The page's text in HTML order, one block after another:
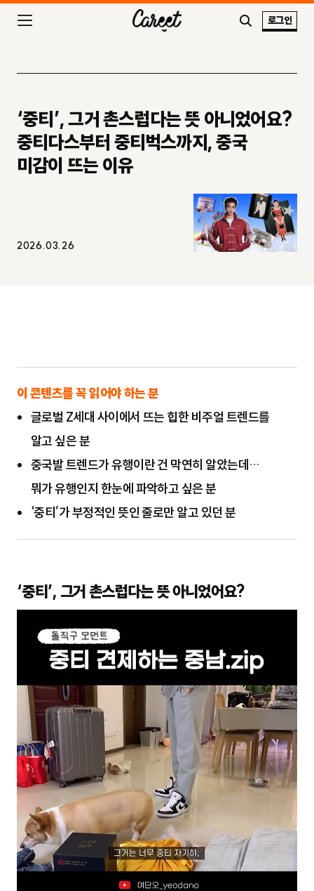
로그인
‘중티’, 그거 촌스럽다는 뜻 아니었어요?
중티다스부터 중티벅스까지, 중국
미감이 뜨는 이유
2026.03.26
이 콘텐츠를 꼭 읽어야 하는 분
글로벌 Z세대 사이에서 뜨는 힙한 비주얼 트렌드를
알고 싶은 분
중국발 트렌드가 유행이란 건 막연히 알았는데…
뭐가 유행인지 한눈에 파악하고 싶은 분
‘중티’가 부정적인 뜻인 줄로만 알고 있던 분
‘중티’, 그거 촌스럽다는 뜻 아니었어요?